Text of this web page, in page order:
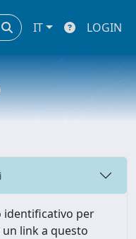
IT LOGIN
identificativo per
link a questo